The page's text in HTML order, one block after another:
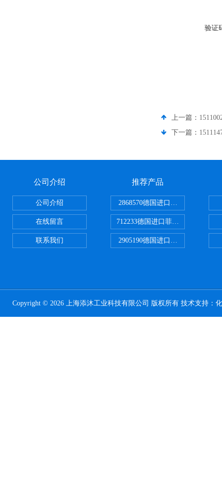
验证
上一篇：
下一篇：
公司介绍
公司介绍
在线留言
联系我们
推荐产品
2868570德国进口菲尼克斯电源
712233德国进口菲尼克斯断路器
2905190德国进口菲尼克斯继电器
Copyright © 2026 上海添沐工业科技有限公司 版权所有 技术支持：